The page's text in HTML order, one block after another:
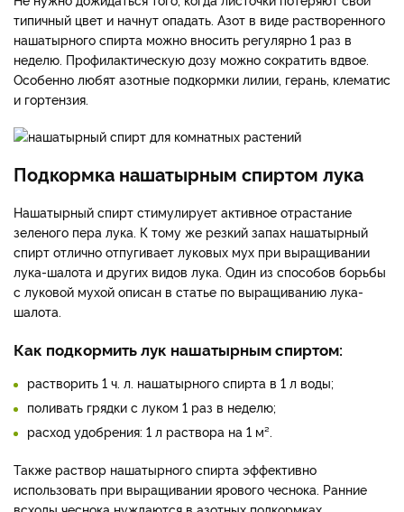
типичный цвет и начнут опадать. Азот в виде растворенного
нашатырного спирта можно вносить регулярно 1 раз в
неделю. Профилактическую дозу можно сократить вдвое.
Особенно любят азотные подкормки лилии, герань, клематис
и гортензия.
Подкормка нашатырным спиртом лука
Нашатырный спирт стимулирует активное отрастание
зеленого пера лука. К тому же резкий запах нашатырный
спирт отлично отпугивает луковых мух при выращивании
лука-шалота и других видов лука. Один из способов борьбы
с луковой мухой описан в статье по выращиванию лука-
шалота.
Как подкормить лук нашатырным спиртом:
растворить 1 ч. л. нашатырного спирта в 1 л воды;
поливать грядки с луком 1 раз в неделю;
расход удобрения: 1 л раствора на 1 м².
Также раствор нашатырного спирта эффективно
использовать при выращивании ярового чеснока. Ранние
всходы чеснока нуждаются в азотных подкормках.